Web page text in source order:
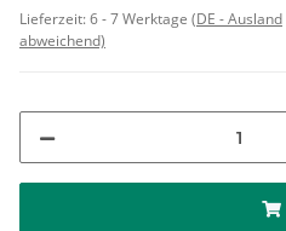
Lieferzeit:6 - 7 Werktage (DE - Ausland
abweichend)